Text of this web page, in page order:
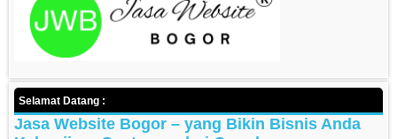
Selamat Datang :
Jasa Website Bogor – yang Bikin Bisnis Anda